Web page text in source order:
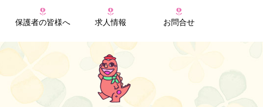
保護者の皆様へ 求人情報 お問合せ